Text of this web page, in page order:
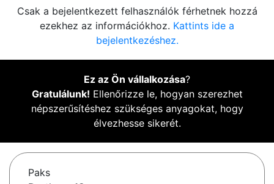
Csak a bejelentkezett felhasználók férhetnek hozzá
ezekhez az információkhoz. Kattints ide a
bejelentkezéshez.
Ez az Ön vállalkozása?
Gratulálunk! Ellenőrizze le, hogyan szerezhet
népszerűsítéshez szükséges anyagokat, hogy
élvezhesse sikerét.
Paks